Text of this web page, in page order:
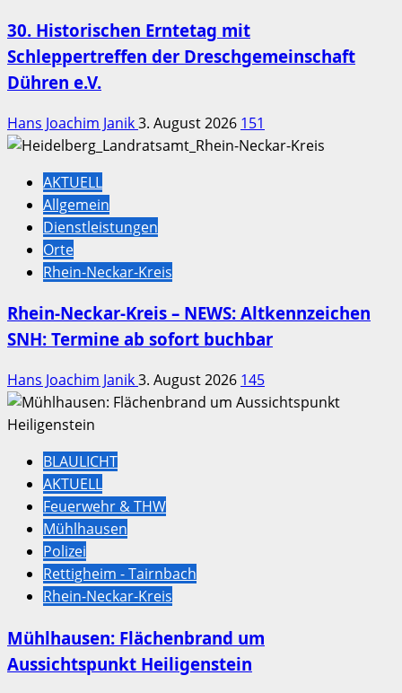
30. Historischen Erntetag mit
Schleppertreffen der Dreschgemeinschaft
Dühren e.V.
Hans Joachim Janik3. August 2026 151
AKTUELL
Allgemein
Dienstleistungen
Orte
Rhein-Neckar-Kreis
Rhein-Neckar-Kreis – NEWS: Altkennzeichen
SNH: Termine ab sofort buchbar
Hans Joachim Janik3. August 2026 145
BLAULICHT
AKTUELL
Feuerwehr & THW
Mühlhausen
Polizei
Rettigheim - Tairnbach
Rhein-Neckar-Kreis
Mühlhausen: Flächenbrand um
Aussichtspunkt Heiligenstein